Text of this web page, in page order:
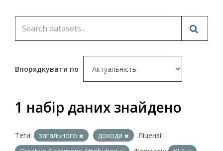
Впорядкувати по
1 набір даних знайдено
Теги: загального доходи
Ліцензії: